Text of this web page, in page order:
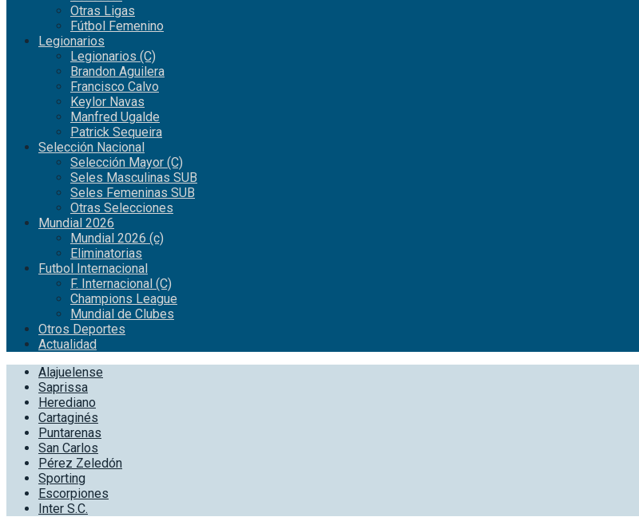
Otras Ligas
Fútbol Femenino
Legionarios
Legionarios (C)
Brandon Aguilera
Francisco Calvo
Keylor Navas
Manfred Ugalde
Patrick Sequeira
Selección Nacional
Selección Mayor (C)
Seles Masculinas SUB
Seles Femeninas SUB
Otras Selecciones
Mundial 2026
Mundial 2026 (c)
Eliminatorias
Futbol Internacional
F. Internacional (C)
Champions League
Mundial de Clubes
Otros Deportes
Actualidad
Alajuelense
Saprissa
Herediano
Cartaginés
Puntarenas
San Carlos
Pérez Zeledón
Sporting
Escorpiones
Inter S.C.